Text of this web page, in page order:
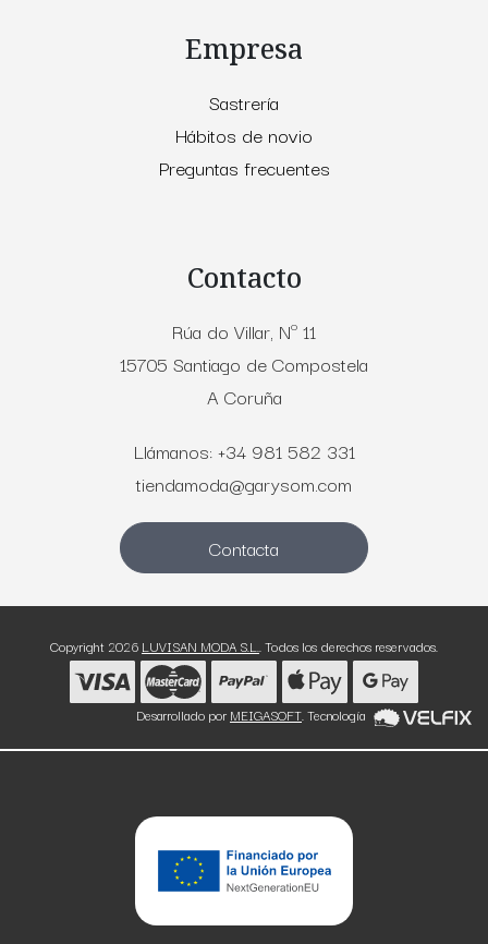
Empresa
Sastrería
Hábitos de novio
Preguntas frecuentes
Contacto
Rúa do Villar, Nº 11
15705 Santiago de Compostela
A Coruña
Llámanos: +34 981 582 331
tiendamoda@garysom.com
Contacta
Copyright 2026 LUVISAN MODA S.L.. Todos los derechos reservados.
Desarrollado por MEIGASOFT. Tecnología